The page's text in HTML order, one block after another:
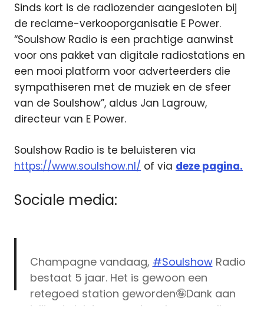
Sinds kort is de radiozender aangesloten bij
de reclame-verkooporganisatie E Power.
“Soulshow Radio is een prachtige aanwinst
voor ons pakket van digitale radiostations en
een mooi platform voor adverteerders die
sympathiseren met de muziek en de sfeer
van de Soulshow”, aldus Jan Lagrouw,
directeur van E Power.
Soulshow Radio is te beluisteren via
https://www.soulshow.nl/ of via deze pagina.
Sociale media:
Champagne vandaag, #SoulshowRadio
bestaat 5 jaar. Het is gewoon een
retegoed station geworden🤪Dank aan
jullie, de luisteraars, de volgers en alle